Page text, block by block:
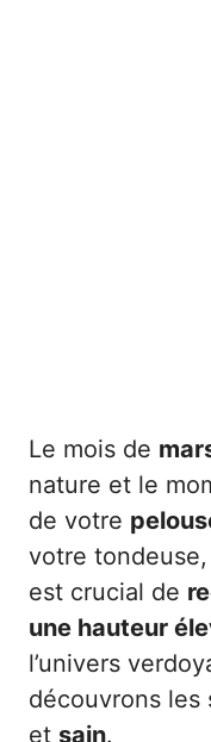
Le mois de
nature et le
de votre
votre
est crucial de
une hauteur
l’univers
découvrons les
et sain.